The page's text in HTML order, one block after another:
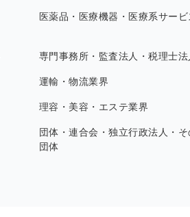
医薬品・医療機器・医療系サービ
専門事務所・監査法人・税理士法
運輸・物流業界
理容・美容・エステ業界
団体・連合会・独立行政法人・そ
団体